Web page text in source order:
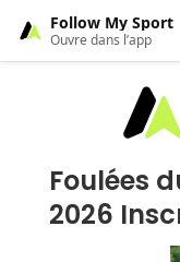
Foulées
2026
Follow My Sport
Ouvre dans l’app